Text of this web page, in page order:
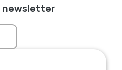
newsletter